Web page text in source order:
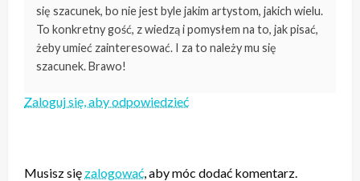
się szacunek, bo nie jest byle jakim artystom, jakich wielu.
To konkretny gość, z wiedzą i pomysłem na to, jak pisać,
żeby umieć zainteresować. I za to należy mu się
szacunek. Brawo!
Zaloguj się, aby odpowiedzieć
Musisz się zalogować , aby móc dodać komentarz.